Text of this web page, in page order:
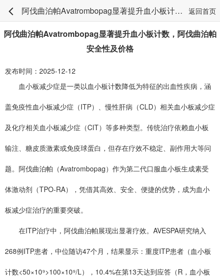
返回首页
阿伐曲泊帕Avatrombopag显著提升血小板计数，阿伐曲泊帕安全性及价格
阿伐曲泊帕Avatrombopag显著提升血小板计数，阿伐曲泊帕
安全性及价格
发布时间：2025-12-12
血小板减少症是一类以血小板计数降低为特征的出血性疾病，涵
盖免疫性血小板减少症（ITP）、慢性肝病（CLD）相关血小板减少症
及化疗相关血小板减少症（CIT）等多种类型。传统治疗依赖血小板
输注、糖皮质激素或免疫球蛋白，但存在疗效不稳定、副作用大等问
题。阿伐曲泊帕（Avatrombopag）作为第二代口服血小板生成素受
体激动剂（TPO-RA），凭借其高效、安全、便捷的优势，成为血小
板减少症治疗的重要突破。
在ITP治疗中，阿伐曲泊帕展现出显著疗效。AVESPA研究纳入
268例ITP患者，中位随访47个月，结果显示：重度ITP患者（血小板
计数<50×10⁹>100×10⁹/L），10.4%在第13天达到应答（R，血小板